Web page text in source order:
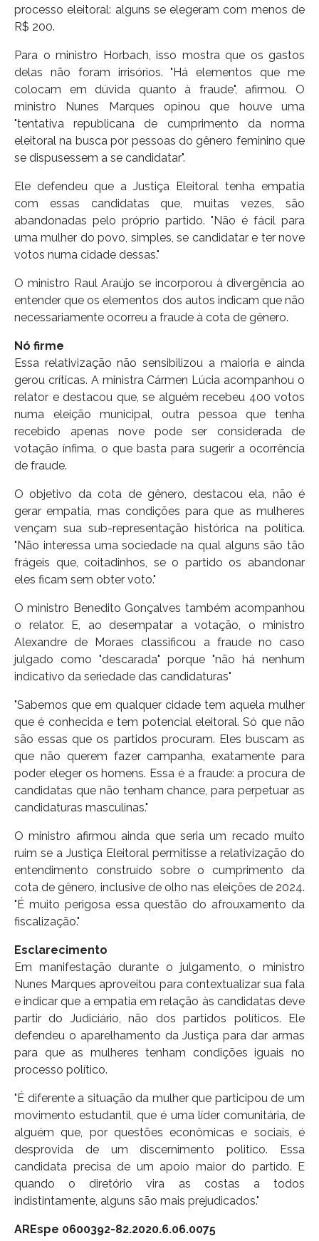
processo eleitoral: alguns se elegeram com menos de
R$ 200.
Para o ministro Horbach, isso mostra que os gastos
delas não foram irrisórios. "Há elementos que me
colocam em dúvida quanto à fraude", afirmou. O
ministro Nunes Marques opinou que houve uma
"tentativa republicana de cumprimento da norma
eleitoral na busca por pessoas do gênero feminino que
se dispusessem a se candidatar".
Ele defendeu que a Justiça Eleitoral tenha empatia
com essas candidatas que, muitas vezes, são
abandonadas pelo próprio partido. "Não é fácil para
uma mulher do povo, simples, se candidatar e ter nove
votos numa cidade dessas."
O ministro Raul Araújo se incorporou à divergência ao
entender que os elementos dos autos indicam que não
necessariamente ocorreu a fraude à cota de gênero.
Nó firme
Essa relativização não sensibilizou a maioria e ainda
gerou críticas. A ministra Cármen Lúcia acompanhou o
relator e destacou que, se alguém recebeu 400 votos
numa eleição municipal, outra pessoa que tenha
recebido apenas nove pode ser considerada de
votação ínfima, o que basta para sugerir a ocorrência
de fraude.
O objetivo da cota de gênero, destacou ela, não é
gerar empatia, mas condições para que as mulheres
vençam sua sub-representação histórica na política.
"Não interessa uma sociedade na qual alguns são tão
frágeis que, coitadinhos, se o partido os abandonar
eles ficam sem obter voto."
O ministro Benedito Gonçalves também acompanhou
o relator. E, ao desempatar a votação, o ministro
Alexandre de Moraes classificou a fraude no caso
julgado como "descarada" porque "não há nenhum
indicativo da seriedade das candidaturas"
"Sabemos que em qualquer cidade tem aquela mulher
que é conhecida e tem potencial eleitoral. Só que não
são essas que os partidos procuram. Eles buscam as
que não querem fazer campanha, exatamente para
poder eleger os homens. Essa é a fraude: a procura de
candidatas que não tenham chance, para perpetuar as
candidaturas masculinas."
O ministro afirmou ainda que seria um recado muito
ruim se a Justiça Eleitoral permitisse a relativização do
entendimento construído sobre o cumprimento da
cota de gênero, inclusive de olho nas eleições de 2024.
"É muito perigosa essa questão do afrouxamento da
fiscalização."
Esclarecimento
Em manifestação durante o julgamento, o ministro
Nunes Marques aproveitou para contextualizar sua fala
e indicar que a empatia em relação às candidatas deve
partir do Judiciário, não dos partidos políticos. Ele
defendeu o aparelhamento da Justiça para dar armas
para que as mulheres tenham condições iguais no
processo político.
"É diferente a situação da mulher que participou de um
movimento estudantil, que é uma líder comunitária, de
alguém que, por questões econômicas e sociais, é
desprovida de um discernimento politico. Essa
candidata precisa de um apoio maior do partido. E
quando o diretório vira as costas a todos
indistintamente, alguns são mais prejudicados."
AREspe 0600392-82.2020.6.06.0075